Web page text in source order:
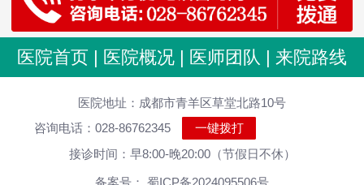
射精痛是指男性在射精时出现疼痛或不适的症状。在一定程度上会影响到房事的质量，对身体和心理都会造成较大的影响。那么射精痛是怎么了？ 2026-07-22
射精痛是指男性在性行为或撸管过程中射精时出现的疼痛感。造成射精痛的原因多种多样，包括生殖部位炎症、房事过度、前列腺增生等因素。 2026-07-22
龟头发痒是怎么了？ 2026-04-23
滴虫性龟头包皮炎症状有哪些 龟头炎怎么治
包皮龟头炎的危害有哪些？
医院首页 | 医院概况 | 医师团队 | 来院路线
医院地址：成都市青羊区草堂北路10号
咨询电话：028-86762345
一键拨打
接诊时间：早8:00-晚20:00（节假日不休）